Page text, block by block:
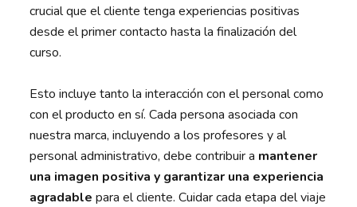
crucial que el cliente tenga experiencias positivas
desde el primer contacto hasta la finalización del
curso.
Esto incluye tanto la interacción con el personal como
con el producto en sí. Cada persona asociada con
nuestra marca, incluyendo a los profesores y al
personal administrativo, debe contribuir a mantener
una imagen positiva y garantizar una experiencia
agradable para el cliente. Cuidar cada etapa del viaje